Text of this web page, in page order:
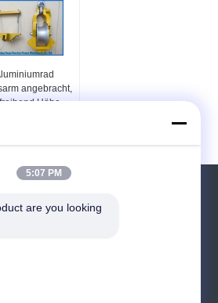
angebracht,
Höhe
Capliper
5:07 PM
are you looking